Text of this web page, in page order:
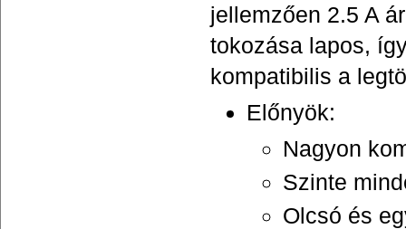
jellemzően 2.5 A
tokozása lapos,
kompatibilis a
Előnyök:
Nagyon
Szinte
Olcsó és